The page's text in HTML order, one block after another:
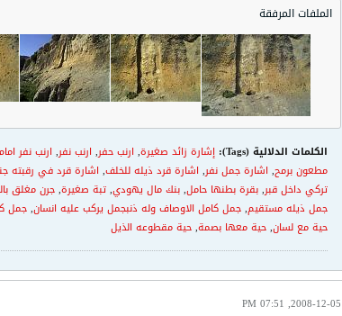
الملفات المرفقة
الكلمات الدلالية (Tags): إشارة زائد صغيرة, ارنب حفر, ارنب نفر, ارنب نفر
مطعون برمح, اشارة جمل نفر, اشارة قرد ذيله للخلف, اشارة قرد في رقبته
تركي داخل قبر,بقرة بطنها حامل,بنك مال يهودي,تبة صغيرة,جرن مغلق
جمل ذيله مستقيم,جمل كامل الاوصاف وله ذنبجمل يركب عليه انسان,جمل
حية مع لسان,حية معها بصمة,حية مقطوعه الذيل
2008-12-05, 07:51 PM